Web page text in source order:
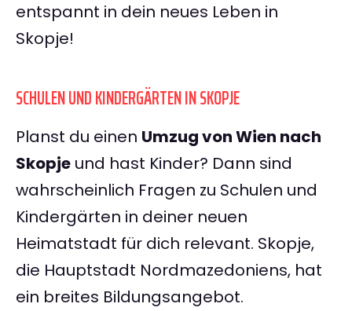
entspannt in dein neues Leben in
Skopje!
SCHULEN UND KINDERGÄRTEN IN SKOPJE
Planst du einen Umzug von Wien nach
Skopje und hast Kinder? Dann sind
wahrscheinlich Fragen zu Schulen und
Kindergärten in deiner neuen
Heimatstadt für dich relevant. Skopje,
die Hauptstadt Nordmazedoniens, hat
ein breites Bildungsangebot.